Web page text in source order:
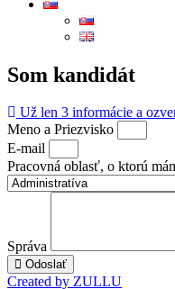
Som kandidát
Už len 3 informácie a
Meno a Priezvisko
E-mail
Pracovná oblasť, o ktorú
Správa
Odoslať
Created by ZULLU